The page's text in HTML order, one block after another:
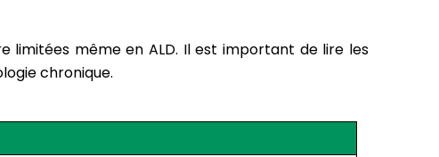
même en ALD. Il est important de lire les
chronique.